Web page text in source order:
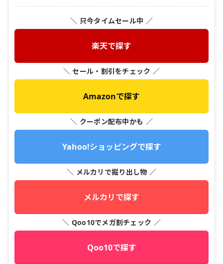
＼ 只今タイムセール中 ／
楽天で探す
＼ セール・割引をチェック ／
Amazonで探す
＼ クーポン配布中かも ／
Yahoo!ショッピングで探す
＼ メルカリで掘り出し物 ／
メルカリで探す
＼ Qoo10でメガ割チェック ／
Qoo10で探す